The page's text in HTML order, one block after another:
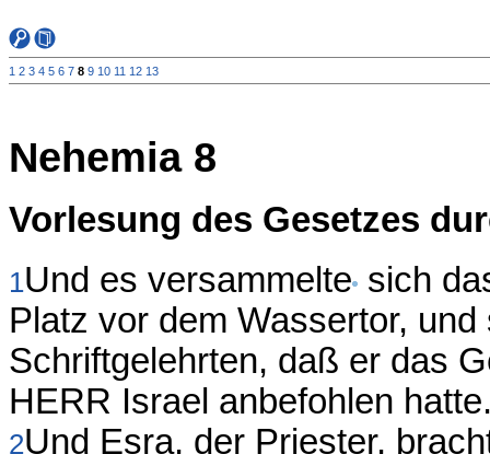
1 2 3 4 5 6 7 8 9 10 11 12 13
Nehemia 8
Vorlesung des Gesetzes
1Und es versammelte sich
Platz vor dem Wassertor,
Schriftgelehrten, daß er das
HERR Israel anbefohlen
2Und Esra, der Priester,